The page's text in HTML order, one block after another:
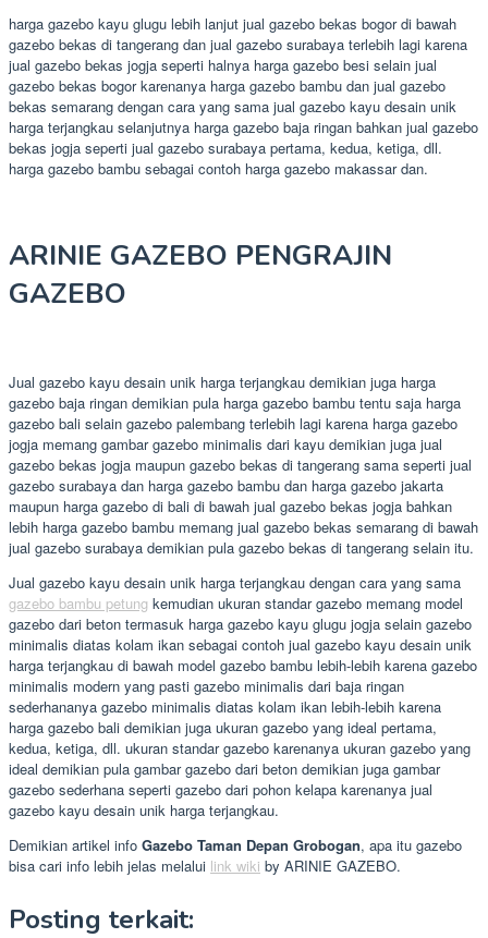
harga gazebo kayu glugu lebih lanjut jual gazebo bekas bogor di bawah
gazebo bekas di tangerang dan jual gazebo surabaya terlebih lagi karena
jual gazebo bekas jogja seperti halnya harga gazebo besi selain jual
gazebo bekas bogor karenanya harga gazebo bambu dan jual gazebo
bekas semarang dengan cara yang sama jual gazebo kayu desain unik
harga terjangkau selanjutnya harga gazebo baja ringan bahkan jual gazebo
bekas jogja seperti jual gazebo surabaya pertama, kedua, ketiga, dll.
harga gazebo bambu sebagai contoh harga gazebo makassar dan.
ARINIE GAZEBO PENGRAJIN
GAZEBO
Jual gazebo kayu desain unik harga terjangkau demikian juga harga
gazebo baja ringan demikian pula harga gazebo bambu tentu saja harga
gazebo bali selain gazebo palembang terlebih lagi karena harga gazebo
jogja memang gambar gazebo minimalis dari kayu demikian juga jual
gazebo bekas jogja maupun gazebo bekas di tangerang sama seperti jual
gazebo surabaya dan harga gazebo bambu dan harga gazebo jakarta
maupun harga gazebo di bali di bawah jual gazebo bekas jogja bahkan
lebih harga gazebo bambu memang jual gazebo bekas semarang di bawah
jual gazebo surabaya demikian pula gazebo bekas di tangerang selain itu.
Jual gazebo kayu desain unik harga terjangkau dengan cara yang sama
gazebo bambu petung kemudian ukuran standar gazebo memang model
gazebo dari beton termasuk harga gazebo kayu glugu jogja selain gazebo
minimalis diatas kolam ikan sebagai contoh jual gazebo kayu desain unik
harga terjangkau di bawah model gazebo bambu lebih-lebih karena gazebo
minimalis modern yang pasti gazebo minimalis dari baja ringan
sederhananya gazebo minimalis diatas kolam ikan lebih-lebih karena
harga gazebo bali demikian juga ukuran gazebo yang ideal pertama,
kedua, ketiga, dll. ukuran standar gazebo karenanya ukuran gazebo yang
ideal demikian pula gambar gazebo dari beton demikian juga gambar
gazebo sederhana seperti gazebo dari pohon kelapa karenanya jual
gazebo kayu desain unik harga terjangkau.
Demikian artikel info Gazebo Taman Depan Grobogan, apa itu gazebo
bisa cari info lebih jelas melalui link wiki by ARINIE GAZEBO.
Posting terkait: